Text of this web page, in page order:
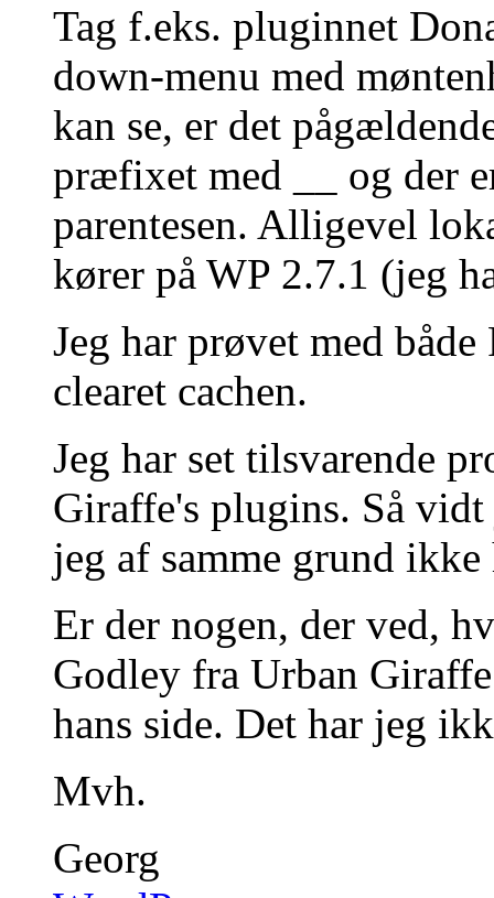
Tag f.eks. pluginnet
down-menu med
kan se, er det
præfixet med __ og der
parentesen. Alligevel
kører på WP 2.7.1 (jeg
Jeg har prøvet med
clearet cachen.
Jeg har set tilsvarende
Giraffe's plugins. Så
jeg af samme grund
Er der nogen, der ved,
Godley fra Urban
hans side. Det har jeg
Mvh.
Georg